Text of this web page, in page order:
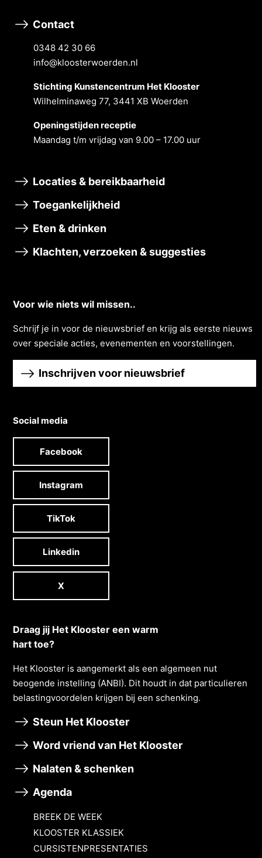
Contact
0348 42 30 66
info@kloosterwoerden.nl
Stichting Kunstencentrum Het Klooster
Wilhelminaweg 77, 3441 XB Woerden
Openingstĳden receptie
Maandag t/m vrĳdag van 9.00 – 17.00 uur
Locaties & bereikbaarheid
Toegankelijkheid
Eten & drinken
Klachten, verzoeken & suggesties
Voor wie niets wil missen..
Schrĳf je in voor de nieuwsbrief en krĳg als eerste nieuws
over speciale acties, evenementen en voorstellingen.
Inschrijven voor nieuwsbrief
Social media
Facebook
Instagram
TikTok
Linkedin
X
Draag jij Het Klooster een warm
hart toe?
Het Klooster is aangemerkt als een algemeen nut
beogende instelling (ANBI). Dit houdt in dat particulieren
belastingvoordelen krĳgen bĳ een schenking.
Steun Het Klooster
Word vriend van Het Klooster
Nalaten & schenken
Agenda
BREEK DE WEEK
KLOOSTER KLASSIEK
CURSISTENPRESENTATIES